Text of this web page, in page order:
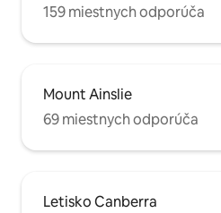
159 miestnych odporúča
Mount Ainslie
69 miestnych odporúča
Letisko Canberra